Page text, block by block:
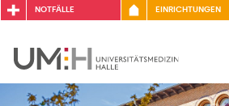
NOTFÄLLE EINRICHTUNGEN